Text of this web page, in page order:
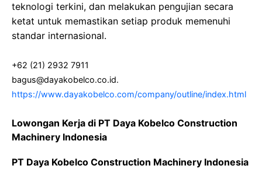
teknologi terkini, dan melakukan pengujian secara
ketat untuk memastikan setiap produk memenuhi
standar internasional.
+62 (21) 2932 7911
bagus@dayakobelco.co.id.
https://www.dayakobelco.com/company/outline/index.html
Lowongan Kerja di PT Daya Kobelco Construction
Machinery Indonesia
PT Daya Kobelco Construction Machinery Indonesia